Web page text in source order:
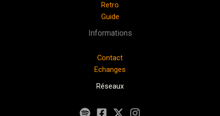
Retro
Guide
Informations
Contact
Echanges
Réseaux